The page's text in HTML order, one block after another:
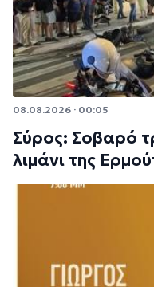
08.08.2026 · 00:05
Σύρος: Σοβαρό
λιμάνι της